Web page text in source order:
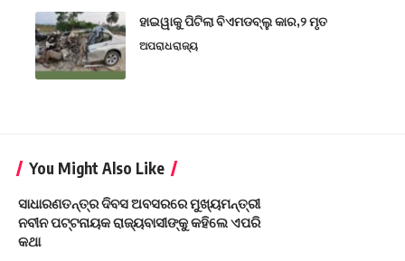
ହାଇୱାକୁ ପିଟିଲା ବିଏମଡବ୍ଲୁ କାର,୨ ମୃତ
ଅପରାଧରାଜ୍ୟ
You Might Also Like
ସାଧାରଣତନ୍ତ୍ର ଦିବସ ଅବସରରେ ମୁଖ୍ୟମନ୍ତ୍ରୀ
ନବୀନ ପଟ୍ଟନାୟକ ରାଜ୍ୟବାସୀଙ୍କୁ କହିଲେ ଏପରି
କଥା